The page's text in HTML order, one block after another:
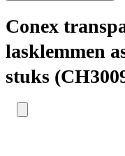
Conex
lasklemmen
stuks